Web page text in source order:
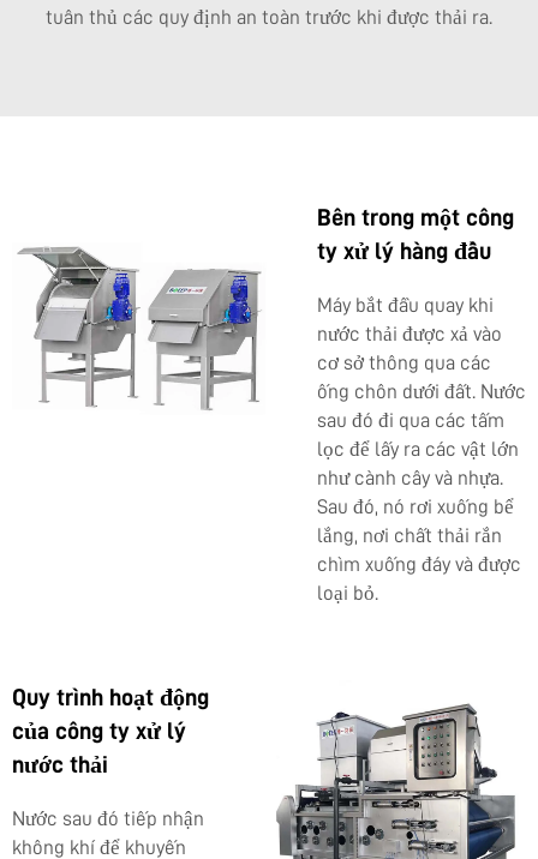
tuân thủ các quy định an toàn trước khi được thải ra.
Bên trong một công
ty xử lý hàng đầu
Máy bắt đầu quay khi
nước thải được xả vào
cơ sở thông qua các
ống chôn dưới đất. Nước
sau đó đi qua các tấm
lọc để lấy ra các vật lớn
như cành cây và nhựa.
Sau đó, nó rơi xuống bể
lắng, nơi chất thải rắn
chìm xuống đáy và được
loại bỏ.
Quy trình hoạt động
của công ty xử lý
nước thải
Nước sau đó tiếp nhận
không khí để khuyến